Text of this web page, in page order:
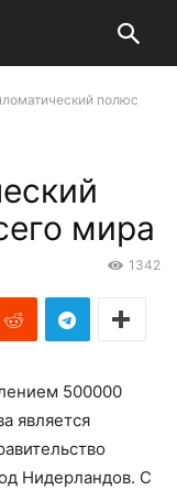
полюс
мира
1342
500000
является
Нидерландов. С